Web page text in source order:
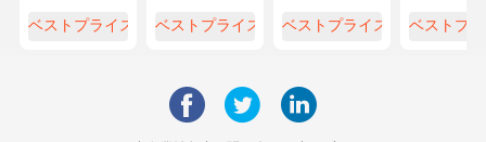
ーター 温度
ベストプライス
カロリメータ
ベストプライス
ラスチックの
ベストプライス ベストプ